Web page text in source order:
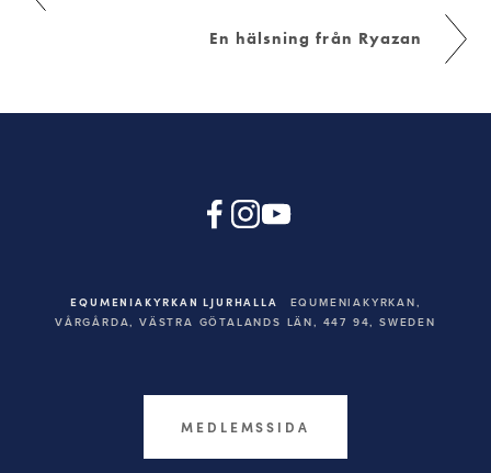
En hälsning från Ryazan
EQUMENIAKYRKAN LJURHALLA
EQUMENIAKYRKAN,
VÅRGÅRDA, VÄSTRA GÖTALANDS LÄN, 447 94, SWEDEN
MEDLEMSSIDA